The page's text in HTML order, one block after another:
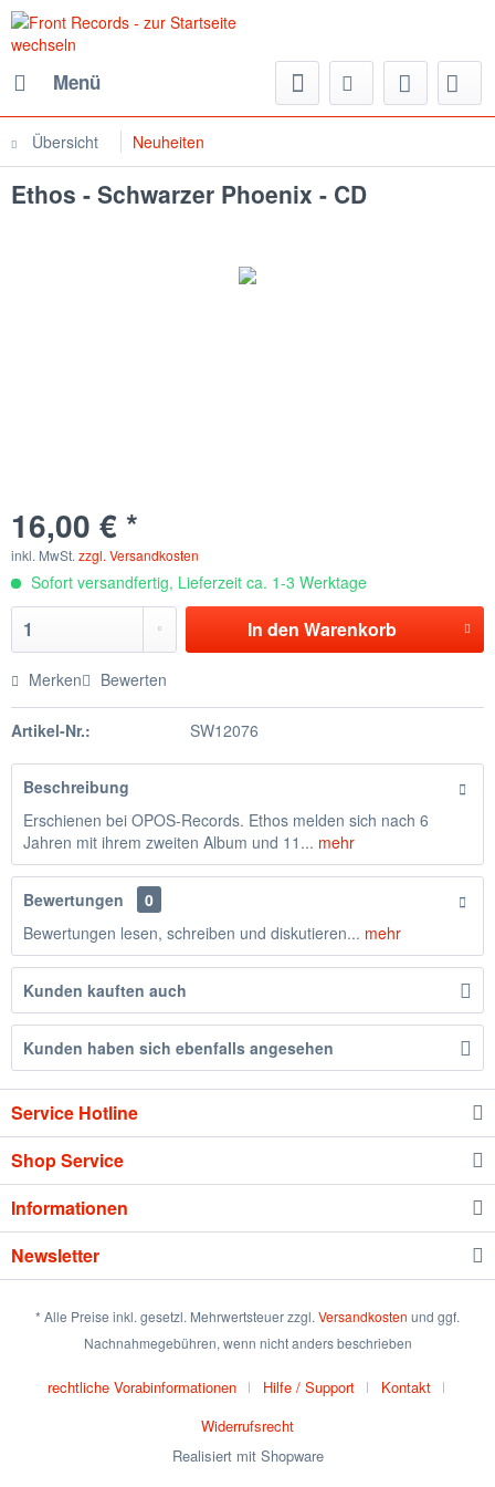
Menü
Übersicht Neuheiten
Ethos - Schwarzer Phoenix - CD
16,00 € *
inkl. MwSt. zzgl. Versandkosten
Sofort versandfertig, Lieferzeit ca. 1-3 Werktage
In den Warenkorb
Merken Bewerten
Artikel-Nr.: SW12076
Beschreibung
Erschienen bei OPOS-Records. Ethos melden sich nach 6
Jahren mit ihrem zweiten Album und 11... mehr
Bewertungen
0
Bewertungen lesen, schreiben und diskutieren... mehr
Kunden kauften auch
Kunden haben sich ebenfalls angesehen
Service Hotline
Shop Service
Informationen
Newsletter
* Alle Preise inkl. gesetzl. Mehrwertsteuer zzgl. Versandkosten und ggf.
Nachnahmegebühren, wenn nicht anders beschrieben
rechtliche Vorabinformationen Hilfe / Support
Kontakt
Widerrufsrecht
Realisiert mit Shopware